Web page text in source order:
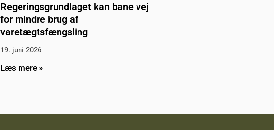
Regeringsgrundlaget kan bane vej
for mindre brug af
varetægtsfængsling
19. juni 2026
Læs mere »